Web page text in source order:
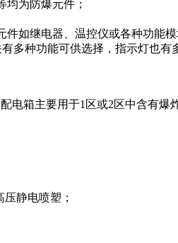
为防爆元件；
如继电器、温控仪或各种功能模
多种功能可供选择，指示灯也有
电箱主要用于1区或2区中含有
静电喷塑；